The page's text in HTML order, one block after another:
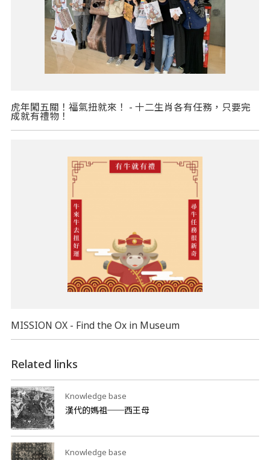
虎年闖五關！福氣扭就來！ - 十二生肖各有任務，只要完
成就有禮物！
MISSION OX - Find the Ox in Museum
Related links
Knowledge base
漢代的媽祖──西王母
Knowledge base